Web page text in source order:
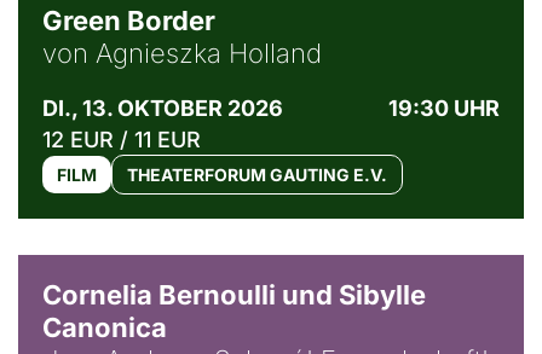
Green Border
von Agnieszka Holland
DI., 13. OKTOBER 2026
19:30 UHR
12 EUR / 11 EUR
FILM THEATERFORUM GAUTING E.V.
Cornelia Bernoulli und Sibylle
Canonica